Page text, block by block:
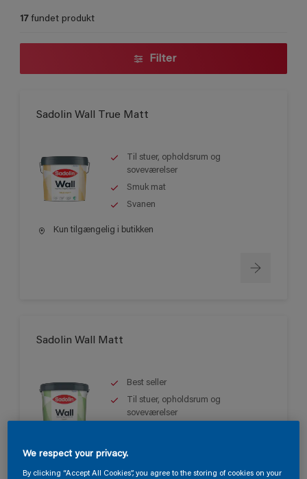
17fundet produkt
Filter
Sadolin Wall True Matt
Til stuer, opholdsrum og
soveværelser
Smuk mat
Svanen
Kun tilgængelig i butikken
Sadolin Wall Matt
Best seller
Til stuer, opholdsrum og
soveværelser
Kun tilgængelig i butikken
We respect your privacy.
By clicking “Accept All Cookies”, you agree to the storing of cookies on your